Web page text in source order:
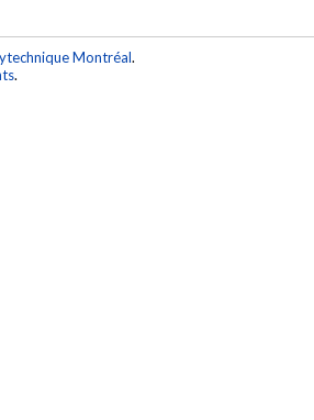
Montréal.
.